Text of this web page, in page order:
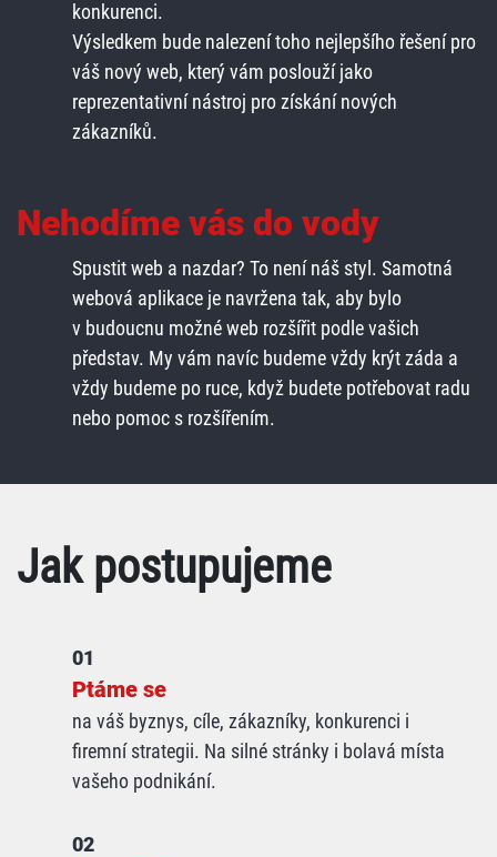
konkurenci.
Výsledkem bude nalezení toho nejlepšího řešení pro
váš nový web, který vám poslouží jako
reprezentativní nástroj pro získání nových
zákazníků.
Nehodíme vás do vody
Spustit web a nazdar? To není náš styl. Samotná
webová aplikace je navržena tak, aby bylo
v budoucnu možné web rozšířit podle vašich
představ. My vám navíc budeme vždy krýt záda a
vždy budeme po ruce, když budete potřebovat radu
nebo pomoc s rozšířením.
Jak postupujeme
01
Ptáme se
na váš byznys, cíle, zákazníky, konkurenci i
firemní strategii. Na silné stránky i bolavá místa
vašeho podnikání.
02